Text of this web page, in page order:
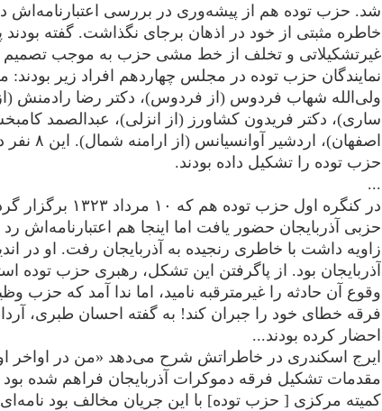
شد. حزب توده هم از پیشه‌وری در بررسی اعتبارنامه‌اش
خاطره مثبتی از خود در اذهان برجای نگذاشت. گفته بودند
غیرتشکیلاتی و تخلف از خط مشی حزب به موجب تصمیم
نمایندگان حزب توده در مجلس چهاردهم افراد زیر بودند:
ولی‌الله شهاب فردوس (از فردوس)، دکتر رضا رادمنش (از
ساری)، دکتر فریدون کشاورز (از انزلی)، عبدالصمد
اصفهان)،
حزب توده را تشکیل داده بودند.
...
در کنگره اول حزب
حزبی آذربایجان حضور یافت اما اینجا هم
زاویه داشت با خاطری رنجیده به آذربایجان رفت. او در
آذربایجان بود. از پاگرفتن این تشکل، رهبری حزب توده
وقوع آن حادثه را غیرمترقبه نامید، اما ندا آمد که حزب
فرقه خطای خود را جبران کند! به گفته احسان طبری،
احضار کرده بودند...
مقدمات تشکیل فرقه دموکرات آذربایجان فراهم شده
کمیته مرکزی [ حزب توده] با این جریان مخالف بود